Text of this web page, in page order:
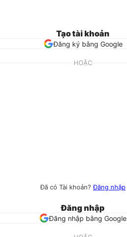
Tạo tài khoản
Đăng ký bằng Google
HOẶC
Đã có Tài khoản?Đăng nhập
Đăng nhập
Đăng nhập bằng Google